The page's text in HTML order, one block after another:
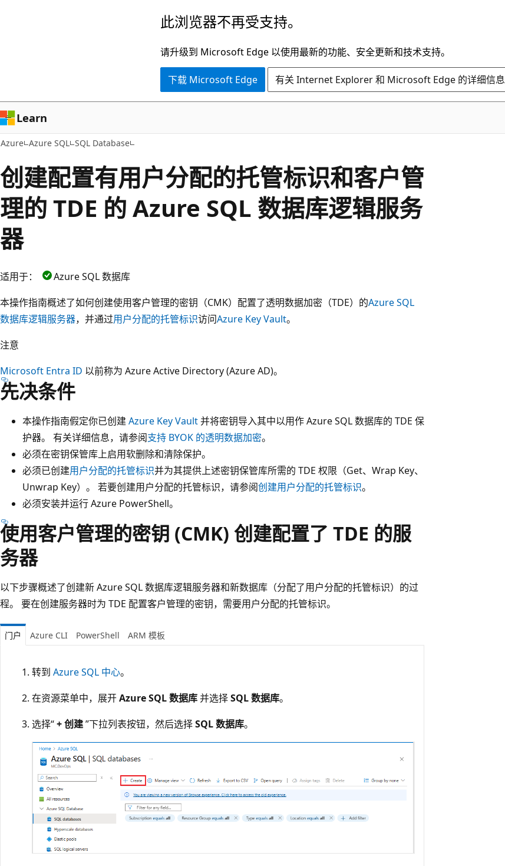
容
此浏览器不再受支持。
请升级到 Microsoft Edge 以使用最新的功能、安全更新和技术支持。
下载 Microsoft Edge 有关 Internet Explorer 和 Microsoft Edge 的详细信息
Learn
Azure Azure SQL SQL Database
创建配置有用户分配的托管标识和客户管
理的 TDE 的 Azure SQL 数据库逻辑服务
器
适用于：
Azure SQL 数据库
本操作指南概述了如何创建使用客户管理的密钥（CMK）配置了透明数据加密（TDE）的Azure SQL
数据库逻辑服务器，并通过用户分配的托管标识访问Azure Key Vault。
注意
Microsoft Entra ID 以前称为 Azure Active Directory (Azure AD)。
先决条件
本操作指南假定你已创建Azure Key Vault并将密钥导入其中以用作 Azure SQL 数据库的 TDE 保
护器。 有关详细信息，请参阅支持 BYOK 的透明数据加密。
必须在密钥保管库上启用软删除和清除保护。
必须已创建用户分配的托管标识并为其提供上述密钥保管库所需的 TDE 权限（Get、Wrap Key、
Unwrap Key）。 若要创建用户分配的托管标识，请参阅创建用户分配的托管标识。
必须安装并运行 Azure PowerShell。
使用客户管理的密钥 (CMK) 创建配置了 TDE 的服
务器
以下步骤概述了创建新 Azure SQL 数据库逻辑服务器和新数据库（分配了用户分配的托管标识）的过
程。 要在创建服务器时为 TDE 配置客户管理的密钥，需要用户分配的托管标识。
门户 Azure CLI PowerShell ARM 模板
转到 Azure SQL 中心。
在资源菜单中，展开Azure SQL 数据库并选择SQL 数据库。
选择“+ 创建”下拉列表按钮，然后选择SQL 数据库。